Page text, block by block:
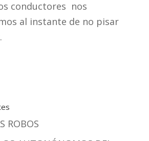
conductores nos
al instante de no pisar
ROBOS